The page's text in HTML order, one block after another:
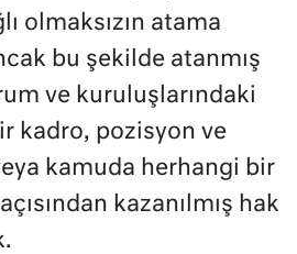
olmaksızın atama
bu şekilde atanmış
ve kuruluşlarındaki
kadro, pozisyon ve
kamuda herhangi bir
kazanılmış hak